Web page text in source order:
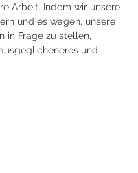
Arbeit. Indem wir unsere
und es wagen, unsere
in Frage zu stellen,
und